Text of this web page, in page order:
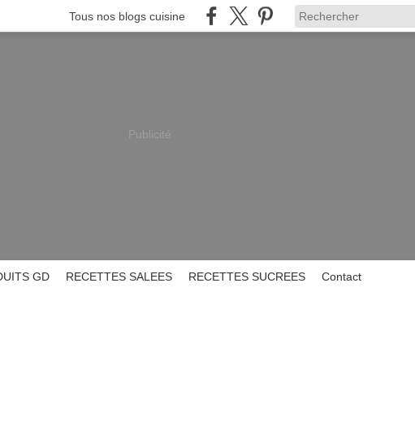
Tous nos blogs cuisine
Publicité
GD RECETTES SALEES RECETTES SUCREES Contact